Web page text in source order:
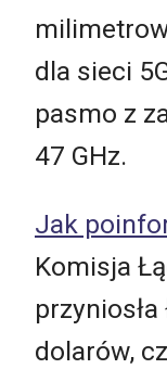
dla sieci
pasmo z
47 GHz.
Jak
Komisja
dolarów,